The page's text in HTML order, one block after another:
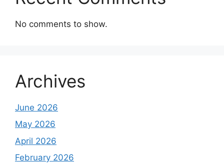
No comments to show.
Archives
June 2026
May 2026
April 2026
February 2026